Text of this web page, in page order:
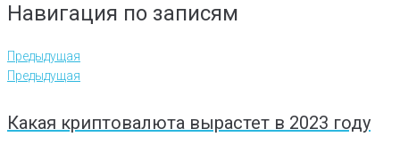
Навигация по записям
Предыдущая
Предыдущая
Какая криптовалюта вырастет в 2023 году